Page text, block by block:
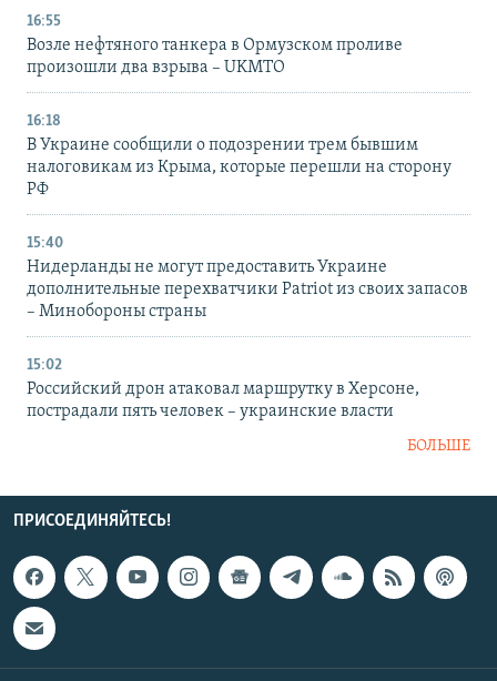
16:55
Возле нефтяного танкера в Ормузском проливе
произошли два взрыва – UKMTO
16:18
В Украине сообщили о подозрении трем бывшим
налоговикам из Крыма, которые перешли на сторону
РФ
15:40
Нидерланды не могут предоставить Украине
дополнительные перехватчики Patriot из своих запасов
– Минобороны страны
15:02
Российский дрон атаковал маршрутку в Херсоне,
пострадали пять человек – украинские власти
БОЛЬШЕ
ПРИСОЕДИНЯЙТЕСЬ!